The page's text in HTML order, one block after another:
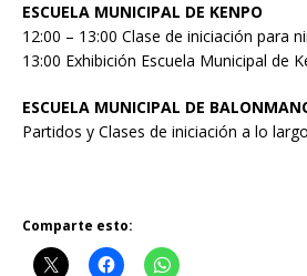
ESCUELA MUNICIPAL DE KENPO
12:00 – 13:00 Clase de iniciación para
13:00 Exhibición Escuela Municipal de
ESCUELA MUNICIPAL DE
Partidos y Clases de iniciación a lo
Comparte esto: